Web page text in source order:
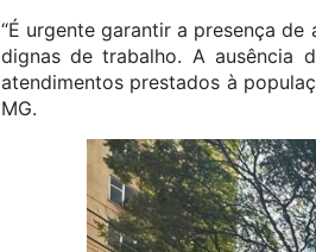
“É urgente garantir a presença
dignas de trabalho. A ausência
atendimentos prestados à
MG.